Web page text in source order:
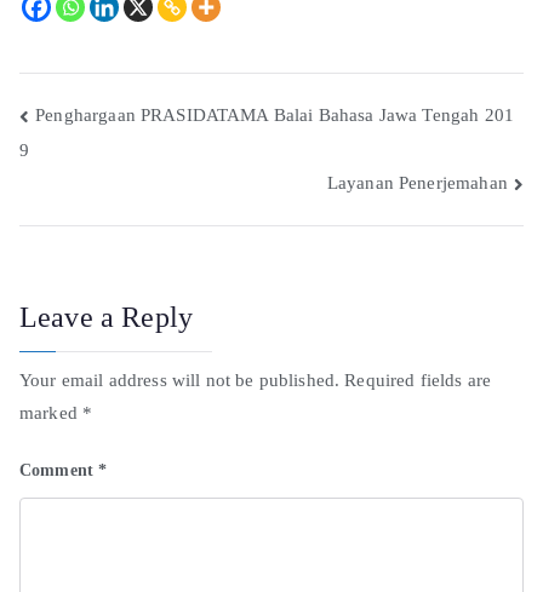
Penghargaan PRASIDATAMA Balai Bahasa Jawa Tengah 201
9
Layanan Penerjemahan
Leave a Reply
Your email address will not be published. Required fields are
marked *
Comment*